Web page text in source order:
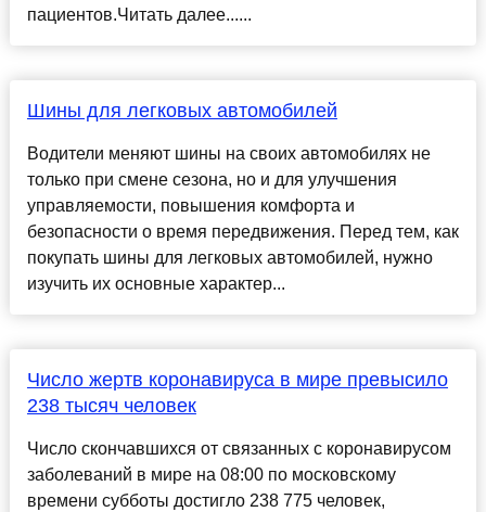
пациентов.Читать далее......
Шины для легковых автомобилей
Водители меняют шины на своих автомобилях не
только при смене сезона, но и для улучшения
управляемости, повышения комфорта и
безопасности о время передвижения. Перед тем, как
покупать шины для легковых автомобилей, нужно
изучить их основные характер...
Число жертв коронавируса в мире превысило
238 тысяч человек
Число скончавшихся от связанных с коронавирусом
заболеваний в мире на 08:00 по московскому
времени субботы достигло 238 775 человек,